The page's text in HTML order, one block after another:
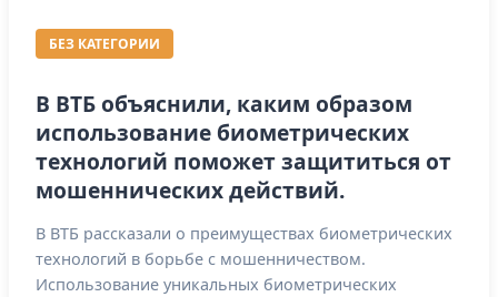
БЕЗ КАТЕГОРИИ
В ВТБ объяснили, каким образом
использование биометрических
технологий поможет защититься от
мошеннических действий.
В ВТБ рассказали о преимуществах биометрических
технологий в борьбе с мошенничеством.
Использование уникальных биометрических